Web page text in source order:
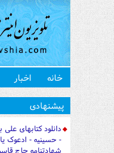
خانه اخبار
پیشنهادی
دانلود کتابهای
- حسینیه - ادعوک
شهادتنامه حاج